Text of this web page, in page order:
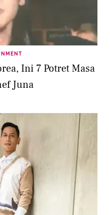
Ini 7 Potret Masa
Juna